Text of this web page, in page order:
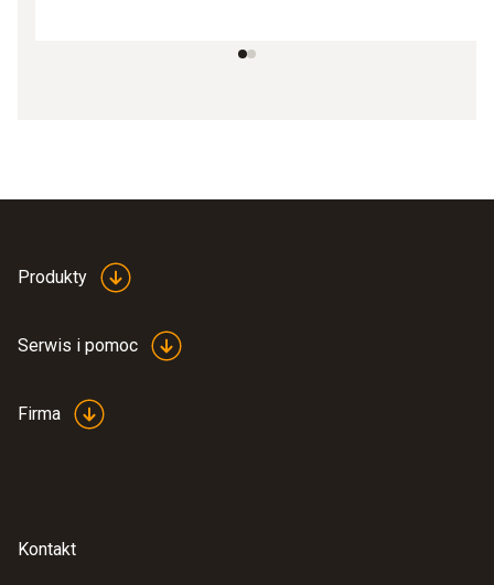
Produkty
Serwis i pomoc
Firma
Kontakt